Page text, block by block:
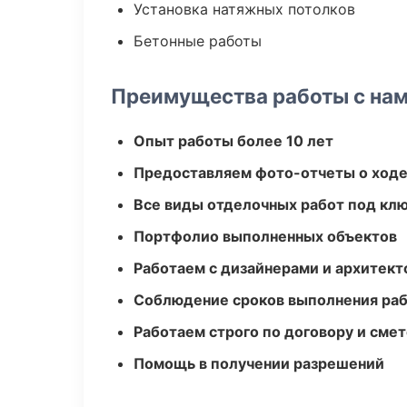
Установка натяжных потолков
Бетонные работы
Преимущества работы с
Опыт работы более 10 лет
Предоставляем фото-отчеты о
Все виды отделочных работ под
Портфолио выполненных объектов
Работаем с дизайнерами и
Соблюдение сроков выполнения
Работаем строго по договору и
Помощь в получении разрешений